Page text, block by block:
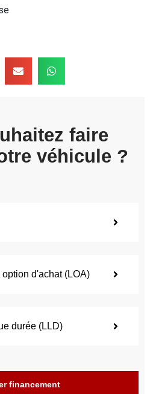
faire
véhicule ?
d'achat (LOA)
durée (LLD)
financement